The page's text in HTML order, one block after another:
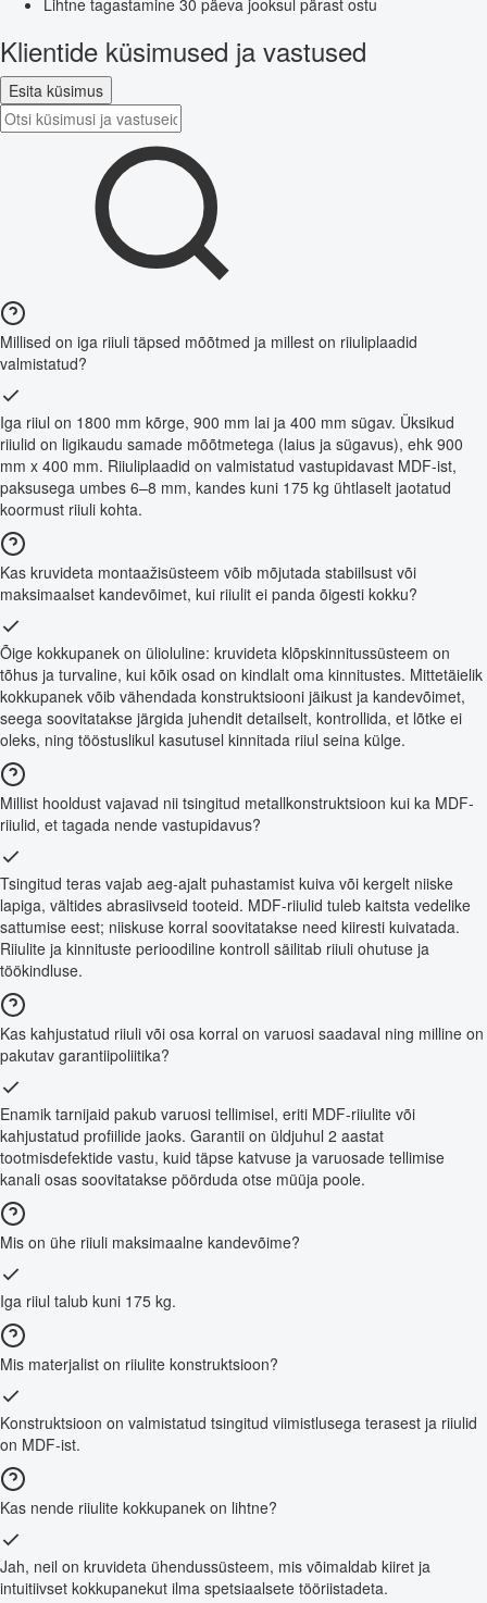
Klientide küsimused ja vastused
Esita küsimus
Millised on iga riiuli täpsed mõõtmed ja millest on riiuliplaadid
valmistatud?
Iga riiul on 1800 mm kõrge, 900 mm lai ja 400 mm sügav. Üksikud
riiulid on ligikaudu samade mõõtmetega (laius ja sügavus), ehk 900
mm x 400 mm. Riiuliplaadid on valmistatud vastupidavast MDF-ist,
paksusega umbes 6–8 mm, kandes kuni 175 kg ühtlaselt jaotatud
koormust riiuli kohta.
Kas kruvideta montaažisüsteem võib mõjutada stabiilsust või
maksimaalset kandevõimet, kui riiulit ei panda õigesti kokku?
Õige kokkupanek on ülioluline: kruvideta klõpskinnitussüsteem on
tõhus ja turvaline, kui kõik osad on kindlalt oma kinnitustes. Mittetäielik
kokkupanek võib vähendada konstruktsiooni jäikust ja kandevõimet,
seega soovitatakse järgida juhendit detailselt, kontrollida, et lõtke ei
oleks, ning tööstuslikul kasutusel kinnitada riiul seina külge.
Millist hooldust vajavad nii tsingitud metallkonstruktsioon kui ka MDF-
riiulid, et tagada nende vastupidavus?
Tsingitud teras vajab aeg-ajalt puhastamist kuiva või kergelt niiske
lapiga, vältides abrasiivseid tooteid. MDF-riiulid tuleb kaitsta vedelike
sattumise eest; niiskuse korral soovitatakse need kiiresti kuivatada.
Riiulite ja kinnituste perioodiline kontroll säilitab riiuli ohutuse ja
töökindluse.
Kas kahjustatud riiuli või osa korral on varuosi saadaval ning milline on
pakutav garantiipoliitika?
Enamik tarnijaid pakub varuosi tellimisel, eriti MDF-riiulite või
kahjustatud profiilide jaoks. Garantii on üldjuhul 2 aastat
tootmisdefektide vastu, kuid täpse katvuse ja varuosade tellimise
kanali osas soovitatakse pöörduda otse müüja poole.
Mis on ühe riiuli maksimaalne kandevõime?
Iga riiul talub kuni 175 kg.
Mis materjalist on riiulite konstruktsioon?
Konstruktsioon on valmistatud tsingitud viimistlusega terasest ja riiulid
on MDF-ist.
Kas nende riiulite kokkupanek on lihtne?
Jah, neil on kruvideta ühendussüsteem, mis võimaldab kiiret ja
intuitiivset kokkupanekut ilma spetsiaalsete tööriistadeta.